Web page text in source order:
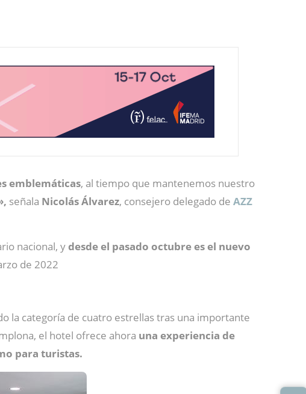
emblemáticas, al tiempo que mantenemos nuestro
señala Nicolás Álvarez, consejero delegado de AZZ
nacional, y desde el pasado octubre es el nuevo
de 2022
la categoría de cuatro estrellas tras una importante
el hotel ofrece ahora una experiencia de
para turistas.